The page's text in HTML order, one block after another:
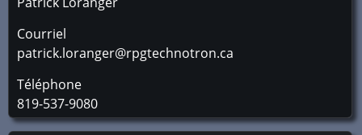
Courriel
patrick.loranger@rpgtechnotron.ca
Téléphone
819-537-9080